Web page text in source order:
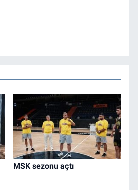
MSK sezonu açtı